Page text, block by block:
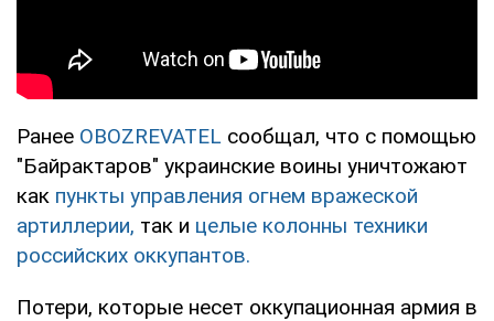
Ранее OBOZREVATEL сообщал, что с помощью
"Байрактаров" украинские воины уничтожают
как пункты управления огнем вражеской
артиллерии, так и целые колонны техники
российских оккупантов.
Потери, которые несет оккупационная армия в